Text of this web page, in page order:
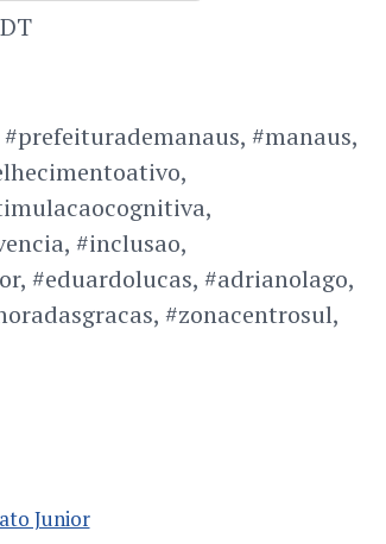
#manaus,
#inclusao,
#eduardolucas, #adrianolago,
#zonacentrosul,
Junior